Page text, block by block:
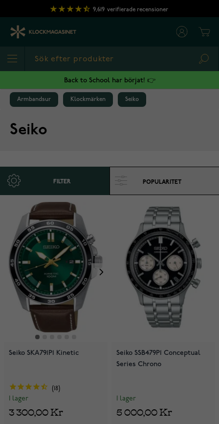
Hoppa till innehållet
9,619 verifierade recensioner
Back to School har börjat! 👉
Armbandsur Klockmärken Seiko
Seiko
FILTER
Seiko SKA791P1 Kinetic
18
I lager
3 300,00 Kr
Seiko SSB479P1 Conceptual
Series Chrono
I lager
5 000,00 Kr